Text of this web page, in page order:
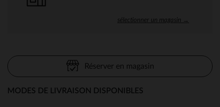
sélectionner un magasin →
Réserver en magasin
MODES DE LIVRAISON DISPONIBLES